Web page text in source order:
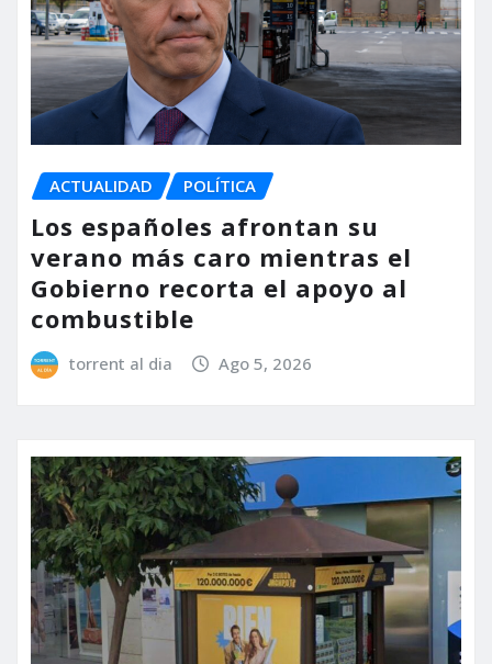
ACTUALIDAD POLÍTICA
Los españoles afrontan su
verano más caro mientras el
Gobierno recorta el apoyo al
combustible
torrent al dia Ago 5, 2026